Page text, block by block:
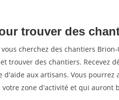
trouver des
cherchez des chantiers
trouver des chantiers. Recevez
d'aide aux artisans. Vous pourrez
zone d'activité et qui auront